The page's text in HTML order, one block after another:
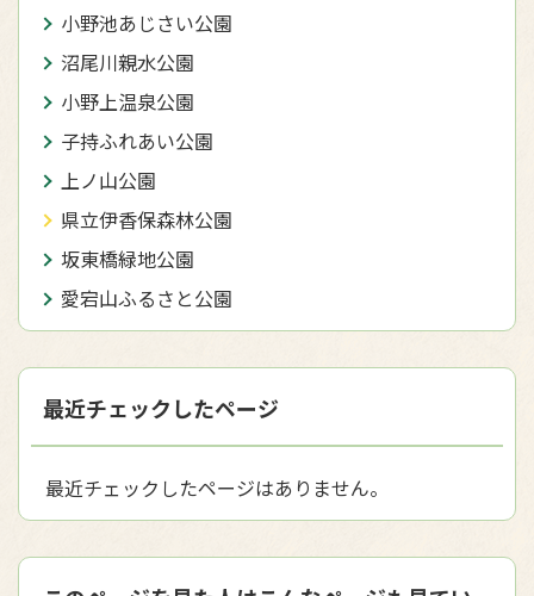
小野池あじさい公園
沼尾川親水公園
小野上温泉公園
子持ふれあい公園
上ノ山公園
県立伊香保森林公園
坂東橋緑地公園
愛宕山ふるさと公園
最近チェックしたページ
最近チェックしたページはありません。